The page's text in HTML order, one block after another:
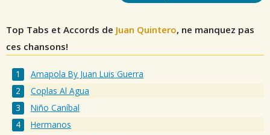
Top Tabs et Accords de Juan Quintero, ne manquez pas
ces chansons!
Amapola By Juan Luis Guerra
Coplas Al Agua
Niño Caníbal
Hermanos